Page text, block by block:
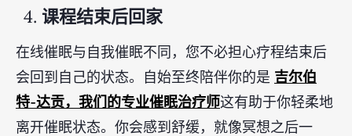
4. 课程结束后回家
在线催眠与自我催眠不同，您不必担心疗程结束后
会回到自己的状态。自始至终陪伴你的是 吉尔伯
特-达贡，我们的专业催眠治疗师这有助于你轻柔地
离开催眠状态。你会感到舒缓，就像冥想之后一